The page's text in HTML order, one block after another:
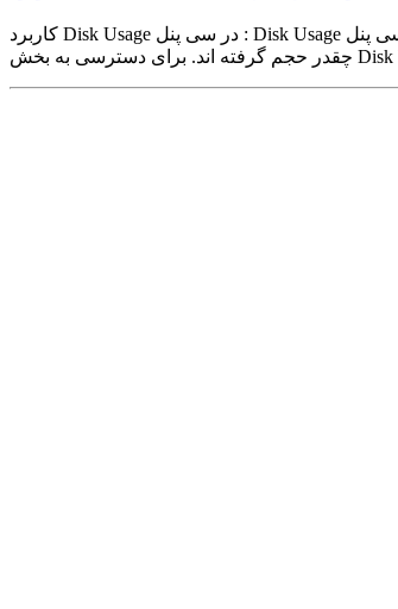
کاربرد Disk Usage در سی پنل : Disk Usage یکی از ابزارهای مفید در سی پنل cPanel است که به شما کمک می کند تا از حجم بخش های مختلف هاست خود مطلع شوید. برای مثال بدانید فایل های سایت شما